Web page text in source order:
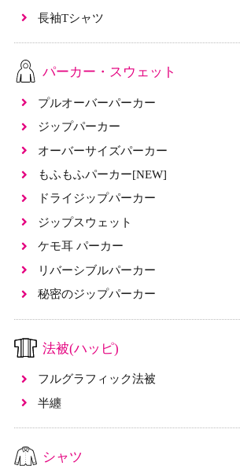
長袖Tシャツ
パーカー・スウェット
プルオーバーパーカー
ジップパーカー
オーバーサイズパーカー
もふもふパーカー[NEW]
ドライジップパーカー
ジップスウェット
ケモ耳 パーカー
リバーシブルパーカー
秘密のジップパーカー
法被(ハッピ)
フルグラフィック法被
半纏
シャツ